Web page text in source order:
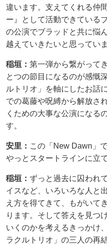
違います。支えてくれる仲
ー』として活動できている
の公演でブラッドと共に悩
越えていきたいと思っていま
稲垣： 第一弾から繋がって
とつの節目になるのが感慨
ルトリオ」を軸にしたお話
での葛藤や呪縛から解放さ
くための大事な公演になる
す。
安里： この「New Dawn」
やっとスタートラインに立
稲垣： ずっと過去に囚われ
イスなど、いろいろな人と
え方を得てきて、もがいて
ります。そして答えを見つ
いくのかを考えるきっかけ
ラクルトリオ」の三人の再